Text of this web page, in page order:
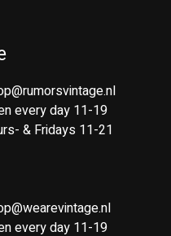
every day 11-19
& Fridays 11-21
every day 11-19